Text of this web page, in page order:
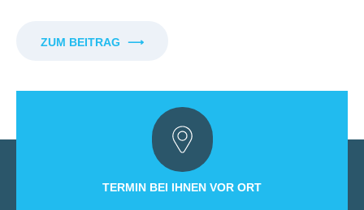
ZUM BEITRAG ⟶
TERMIN BEI IHNEN VOR ORT